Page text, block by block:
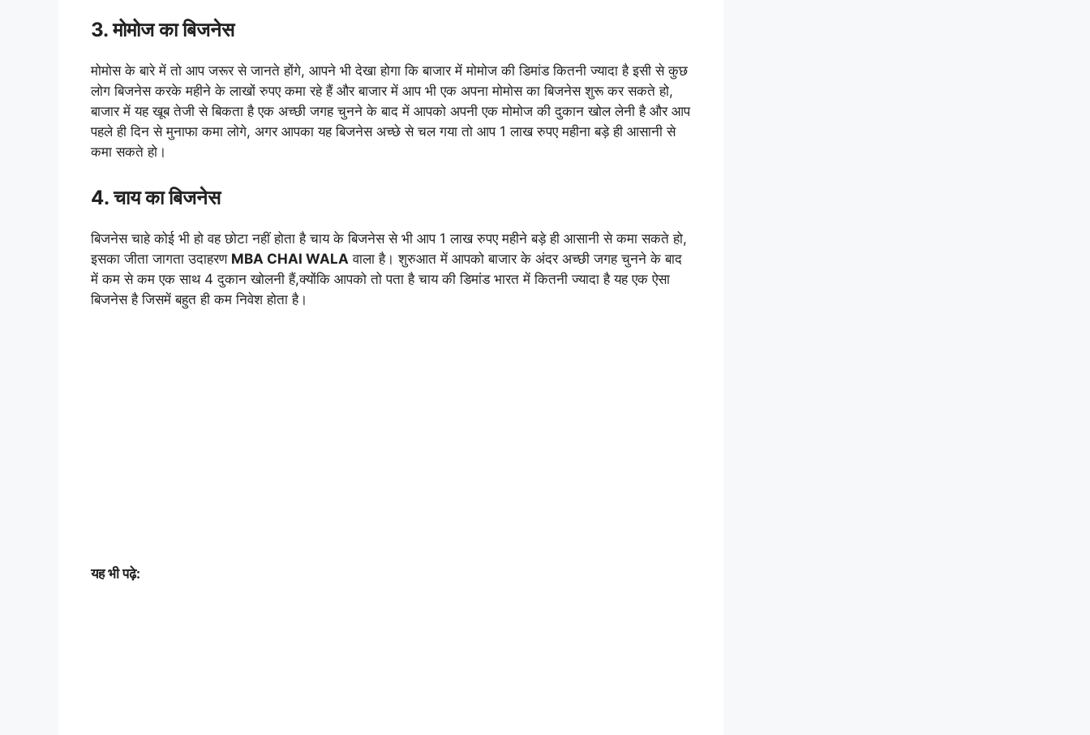
3. मोमोज का बिजनेस
मोमोस के बारे में तो आप जरूर से जानते होंगे, आपने भी देखा होगा कि बाजार में मोमोज की डिमांड कितनी ज्यादा है इसी से कुछ
लोग बिजनेस करके महीने के लाखों रुपए कमा रहे हैं और बाजार में आप भी एक अपना मोमोस का बिजनेस शुरू कर सकते हो,
बाजार में यह खूब तेजी से बिकता है एक अच्छी जगह चुनने के बाद में आपको अपनी एक मोमोज की दुकान खोल लेनी है और आप
पहले ही दिन से मुनाफा कमा लोगे, अगर आपका यह बिजनेस अच्छे से चल गया तो आप 1 लाख रुपए महीना बड़े ही आसानी से
कमा सकते हो।
4. चाय का बिजनेस
बिजनेस चाहे कोई भी हो वह छोटा नहीं होता है चाय के बिजनेस से भी आप 1 लाख रुपए महीने बड़े ही आसानी से कमा सकते हो,
इसका जीता जागता उदाहरण MBA CHAI WALA वाला है। शुरुआत में आपको बाजार के अंदर अच्छी जगह चुनने के बाद
में कम से कम एक साथ 4 दुकान खोलनी हैं,क्योंकि आपको तो पता है चाय की डिमांड भारत में कितनी ज्यादा है यह एक ऐसा
बिजनेस है जिसमें बहुत ही कम निवेश होता है।
यह भी पढ़े: